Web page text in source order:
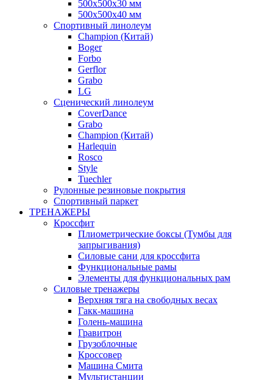
500х500х30 мм
500х500х40 мм
Спортивный линолеум
Champion (Китай)
Boger
Forbo
Gerflor
Grabo
LG
Сценический линолеум
CoverDance
Grabo
Champion (Китай)
Harlequin
Rosco
Style
Tuechler
Рулонные резиновые покрытия
Спортивный паркет
ТРЕНАЖЕРЫ
Кроссфит
Плиометрические боксы (Тумбы для
запрыгивания)
Силовые сани для кроссфита
Функциональные рамы
Элементы для функциональных рам
Силовые тренажеры
Верхняя тяга на свободных весах
Гакк-машина
Голень-машина
Гравитрон
Грузоблочные
Кроссовер
Машина Смита
Мультистанции